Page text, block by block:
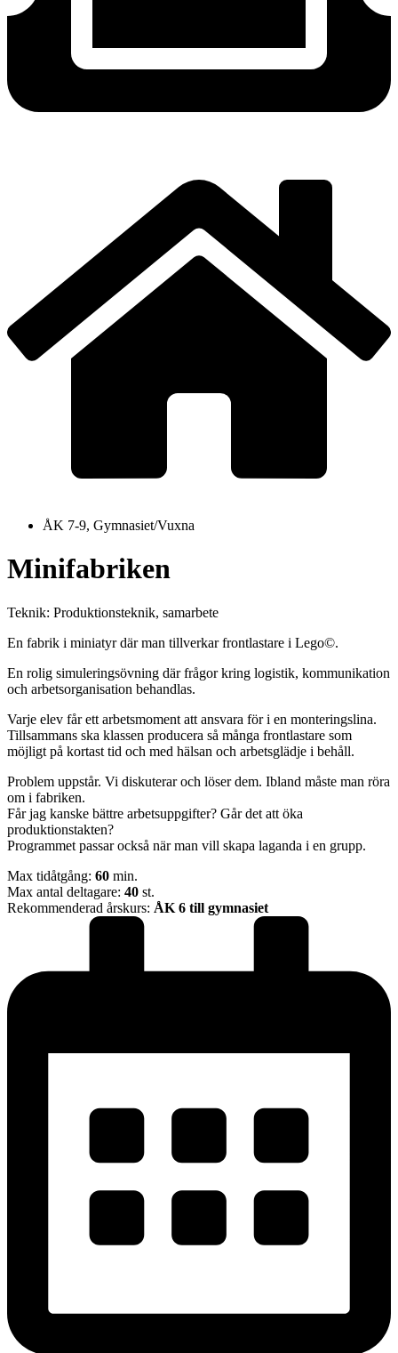
ÅK 7-9, Gymnasiet/Vuxna
Minifabriken
Teknik: Produktionsteknik, samarbete
En fabrik i miniatyr där man tillverkar frontlastare i Lego©.
En rolig simuleringsövning där frågor kring logistik, kommunikation
och arbetsorganisation behandlas.
Varje elev får ett arbetsmoment att ansvara för i en monteringslina.
Tillsammans ska klassen producera så många frontlastare som
möjligt på kortast tid och med hälsan och arbetsglädje i behåll.
Problem uppstår. Vi diskuterar och löser dem. Ibland måste man röra
om i fabriken.
Får jag kanske bättre arbetsuppgifter? Går det att öka
produktionstakten?
Programmet passar också när man vill skapa laganda i en grupp.
Max tidåtgång: 60 min.
Max antal deltagare: 40 st.
Rekommenderad årskurs: ÅK 6 till gymnasiet